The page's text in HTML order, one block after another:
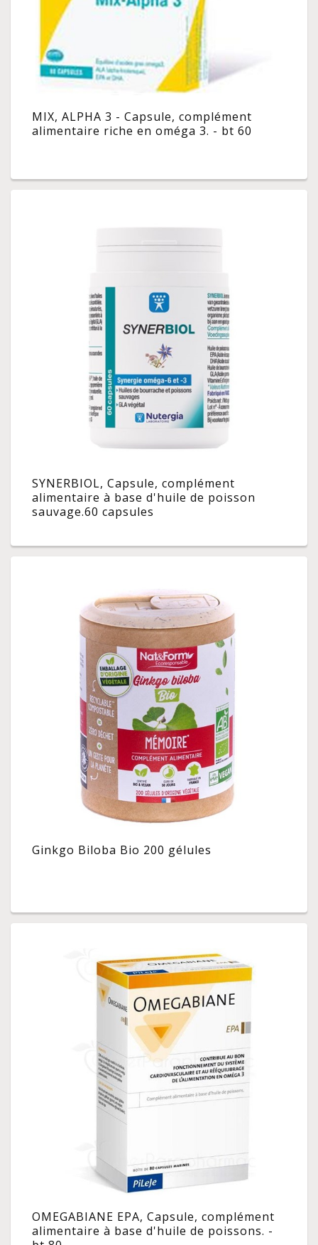
MIX, ALPHA 3 - Capsule, complément
alimentaire riche en oméga 3. - bt 60
SYNERBIOL, Capsule, complément
alimentaire à base d'huile de poisson
sauvage.60 capsules
Ginkgo Biloba Bio 200 gélules
OMEGABIANE EPA, Capsule, complément
alimentaire à base d'huile de poissons. -